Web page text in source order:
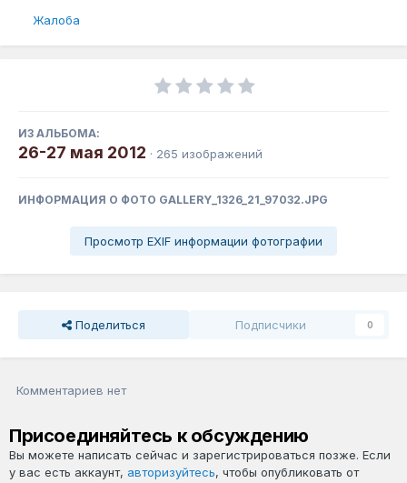
Жалоба
ИЗ АЛЬБОМА:
26-27 мая 2012 · 265 изображений
ИНФОРМАЦИЯ О ФОТО GALLERY_1326_21_97032.JPG
Просмотр EXIF информации фотографии
Поделиться Подписчики 0
Комментариев нет
Присоединяйтесь к обсуждению
Вы можете написать сейчас и зарегистрироваться позже. Если
у вас есть аккаунт, авторизуйтесь, чтобы опубликовать от